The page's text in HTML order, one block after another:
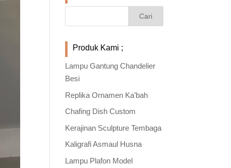
Produk Kami ;
Lampu Gantung Chandelier
Besi
Replika Ornamen Ka’bah
Chafing Dish Custom
Kerajinan Sculpture Tembaga
Kaligrafi Asmaul Husna
Lampu Plafon Model